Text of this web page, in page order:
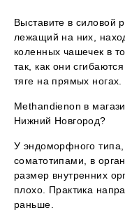
Выставите в силовой
лежащий на них,
коленных чашечек в
так, как они
тяге на прямых ногах.
Methandienon в
Нижний Новгород?
У эндоморфного
соматотипами, в
размер внутренних
плохо. Практика
раньше.